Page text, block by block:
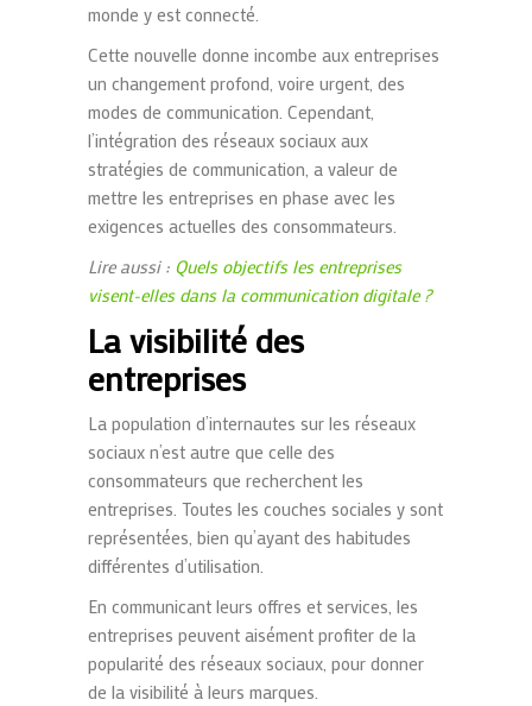
monde y est connecté.
Cette nouvelle donne incombe aux entreprises
un changement profond, voire urgent, des
modes de communication. Cependant,
l’intégration des réseaux sociaux aux
stratégies de communication, a valeur de
mettre les entreprises en phase avec les
exigences actuelles des consommateurs.
Lire aussi : Quels objectifs les entreprises
visent-elles dans la communication digitale ?
La visibilité des
entreprises
La population d’internautes sur les réseaux
sociaux n’est autre que celle des
consommateurs que recherchent les
entreprises. Toutes les couches sociales y sont
représentées, bien qu’ayant des habitudes
différentes d’utilisation.
En communicant leurs offres et services, les
entreprises peuvent aisément profiter de la
popularité des réseaux sociaux, pour donner
de la visibilité à leurs marques.